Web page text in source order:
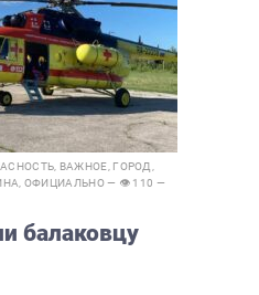
ВАЖНОЕ ГОРОД
ОФИЦИАЛЬНО— 👁 110 —
балаковцу